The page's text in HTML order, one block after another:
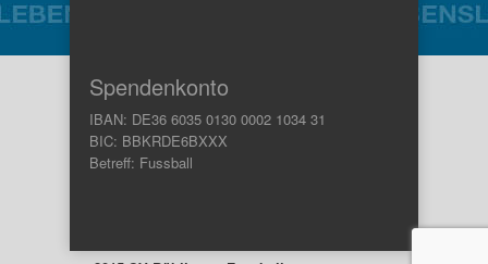
Spendenkonto
IBAN: DE36 6035 0130 0002 1034 31
BIC: BBKRDE6BXXX
Betreff: Fussball